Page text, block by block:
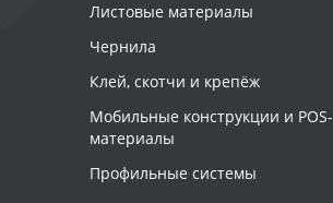
Листовые материалы
Чернила
Клей, скотчи и крепёж
Мобильные конструкции и POS-
материалы
Профильные системы